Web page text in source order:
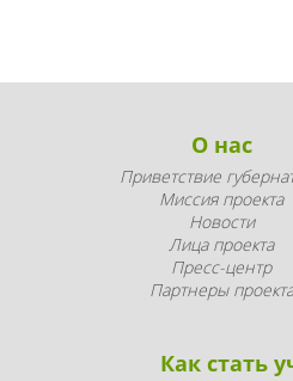
О нас
Приветствие
Миссия проекта
Новости
Лица проекта
Пресс-центр
Партнеры проекта
Как стать